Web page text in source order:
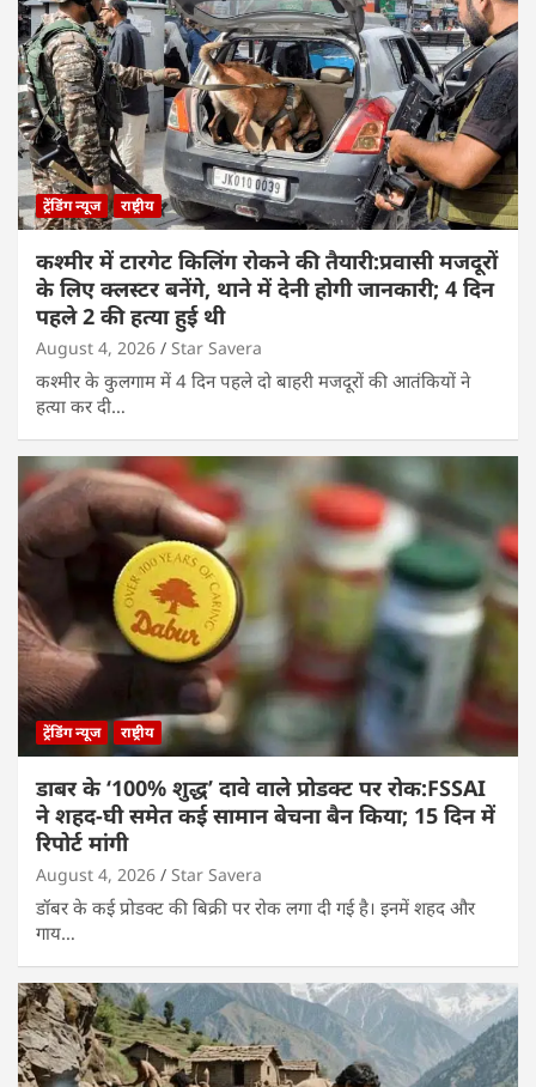
ट्रेंडिंग न्यूज राष्ट्रीय
कश्मीर में टारगेट किलिंग रोकने की तैयारी:प्रवासी मजदूरों
के लिए क्लस्टर बनेंगे, थाने में देनी होगी जानकारी; 4 दिन
पहले 2 की हत्या हुई थी
August 4, 2026 Star Savera
कश्मीर के कुलगाम में 4 दिन पहले दो बाहरी मजदूरों की आतंकियों ने
हत्या कर दी…
ट्रेंडिंग न्यूज राष्ट्रीय
डाबर के ‘100% शुद्ध’ दावे वाले प्रोडक्ट पर रोक:FSSAI
ने शहद-घी समेत कई सामान बेचना बैन किया; 15 दिन में
रिपोर्ट मांगी
August 4, 2026 Star Savera
डॉबर के कई प्रोडक्ट की बिक्री पर रोक लगा दी गई है। इनमें शहद और
गाय…